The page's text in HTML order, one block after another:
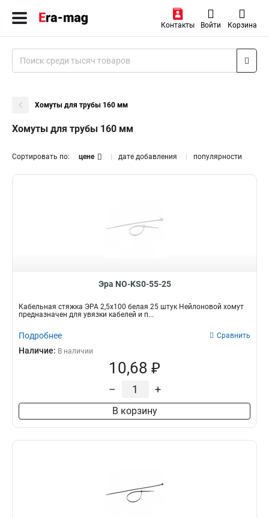
Контакты Войти Корзина
Хомуты для трубы 160 мм
Хомуты для трубы 160 мм
Сортировать по: цене дате добавления популярности
Эра NO-KS0-55-25
Кабельная стяжка ЭРА 2,5х100 белая 25 штук Нейлоновой хомут
предназначен для увязки кабелей и п...
Подробнее Сравнить
Наличие: В наличии
10,68 ₽
– +
В корзину